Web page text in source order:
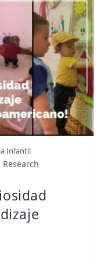
Infantil
Research